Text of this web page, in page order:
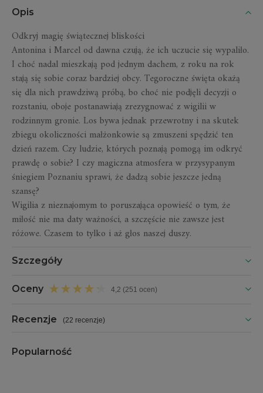
Opis
Odkryj magię świątecznej bliskości
Antonina i Marcel od dawna czują, że ich uczucie się wypaliło.
I choć nadal mieszkają pod jednym dachem, z roku na rok
stają się sobie coraz bardziej obcy. Tegoroczne święta okażą
się dla nich prawdziwą próbą, bo choć nie podjęli decyzji o
rozstaniu, oboje postanawiają zrezygnować z wigilii w
rodzinnym gronie. Los bywa jednak przewrotny i na skutek
zbiegu okoliczności małżonkowie są zmuszeni spędzić ten
dzień razem. Czy ludzie, których poznają pomogą im odkryć
prawdę o sobie? I czy magiczna atmosfera w przysypanym
śniegiem Poznaniu sprawi, że dadzą sobie jeszcze jedną
szansę?
Wigilia z nieznajomym to poruszająca opowieść o tym, że
miłość nie ma daty ważności, a szczęście nie zawsze jest
różowe. Czasem to tylko i aż głos naszej duszy.
Szczegóły
Oceny 4,2 (251 ocen)
Recenzje (22 recenzje)
Popularność